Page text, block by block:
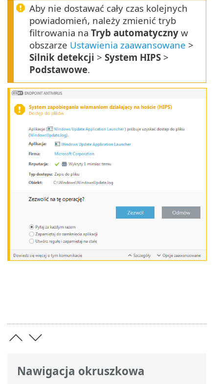
Nawigacja okruszkowa
Aby nie dostawać cały czas kolejnych
powiadomień, należy zmienić tryb
filtrowania na Tryb automatyczny w
obszarze Ustawienia zaawansowane >
Silnik detekcji > System HIPS >
Podstawowe.